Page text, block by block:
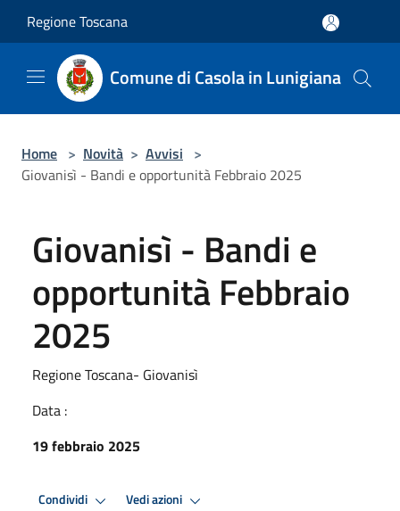
Regione Toscana
Comune di Casola in Lunigiana
Home > Novità > Avvisi >
Giovanisì - Bandi e opportunità Febbraio 2025
Giovanisì - Bandi e
opportunità Febbraio
2025
Regione Toscana- Giovanisì
Data :
19 febbraio 2025
Condividi Vedi azioni